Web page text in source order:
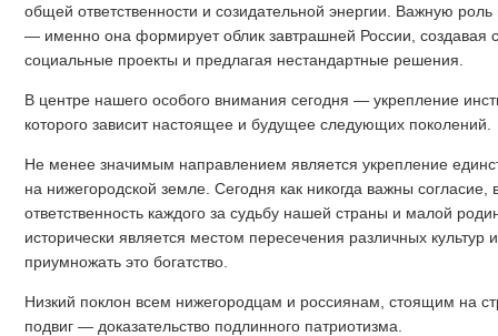
общей ответственности и созидательной энергии. Важную
— именно она формирует облик завтрашней России, создавая
социальные проекты и предлагая нестандартные решения.
В центре нашего особого внимания сегодня — укрепление
которого зависит настоящее и будущее следующих поколений.
Не менее значимым направлением является укрепление
на нижегородской земле. Сегодня как никогда важны
ответственность каждого за судьбу нашей страны и малой
исторически является местом пересечения различных
приумножать это богатство.
Низкий поклон всем нижегородцам и россиянам, стоящим на
подвиг — доказательство подлинного патриотизма.